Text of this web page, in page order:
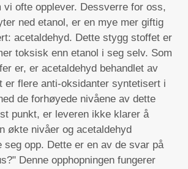
vi ofte opplever. Dessverre for oss,
ned etanol, er en mye mer giftig
acetaldehyd. Dette stygg stoffet er
toksisk enn etanol i seg selv. Som
er, er acetaldehyd behandlet av
er flere anti-oksidanter syntetisert i
de forhøyede nivåene av dette
punkt, er leveren ikke klarer å
økte nivåer og acetaldehyd
seg opp. Dette er en av de svar på
Denne opphopningen fungerer